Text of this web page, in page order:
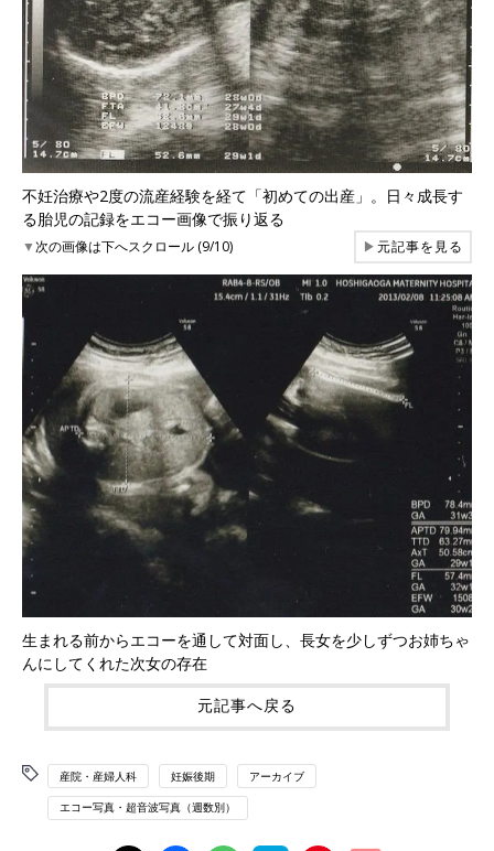
不妊治療や2度の流産経験を経て「初めての出産」。日々成長す
る胎児の記録をエコー画像で振り返る
▼次の画像は下へスクロール (9/10) ▶元記事を見る
生まれる前からエコーを通して対面し、長女を少しずつお姉ちゃ
んにしてくれた次女の存在
元記事へ戻る
産院・産婦人科 妊娠後期 アーカイブ
エコー写真・超音波写真（週数別）